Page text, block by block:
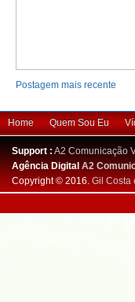
Postagem mais recente
Home Quem Sou Eu
Support : A2 Comunicação
Agência DigitalA2
Copyright © 2016. Gil Costa